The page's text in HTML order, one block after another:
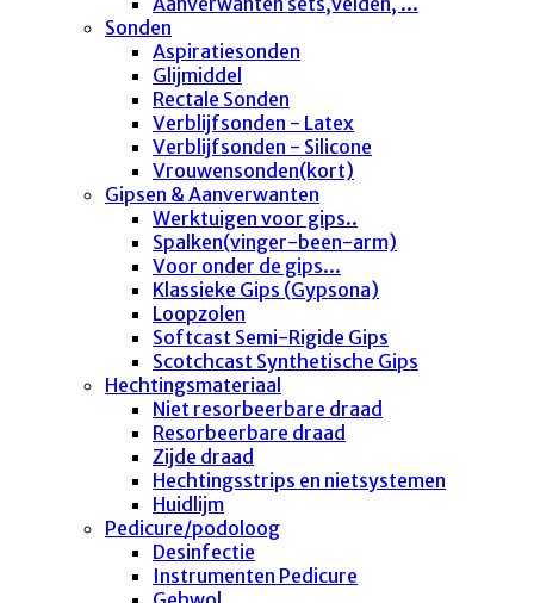
Sonden
Aspiratiesonden
Glijmiddel
Rectale Sonden
Verblijfsonden - Latex
Verblijfsonden - Silicone
Vrouwensonden(kort)
Gipsen & Aanverwanten
Werktuigen voor gips..
Spalken(vinger-been-arm)
Voor onder de gips...
Klassieke Gips (Gypsona)
Loopzolen
Softcast Semi-Rigide Gips
Scotchcast Synthetische Gips
Hechtingsmateriaal
Niet resorbeerbare draad
Resorbeerbare draad
Zijde draad
Hechtingsstrips en nietsystemen
Huidlijm
Pedicure/podoloog
Desinfectie
Instrumenten Pedicure